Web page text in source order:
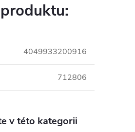
4049933200916
712806
v této kategorii